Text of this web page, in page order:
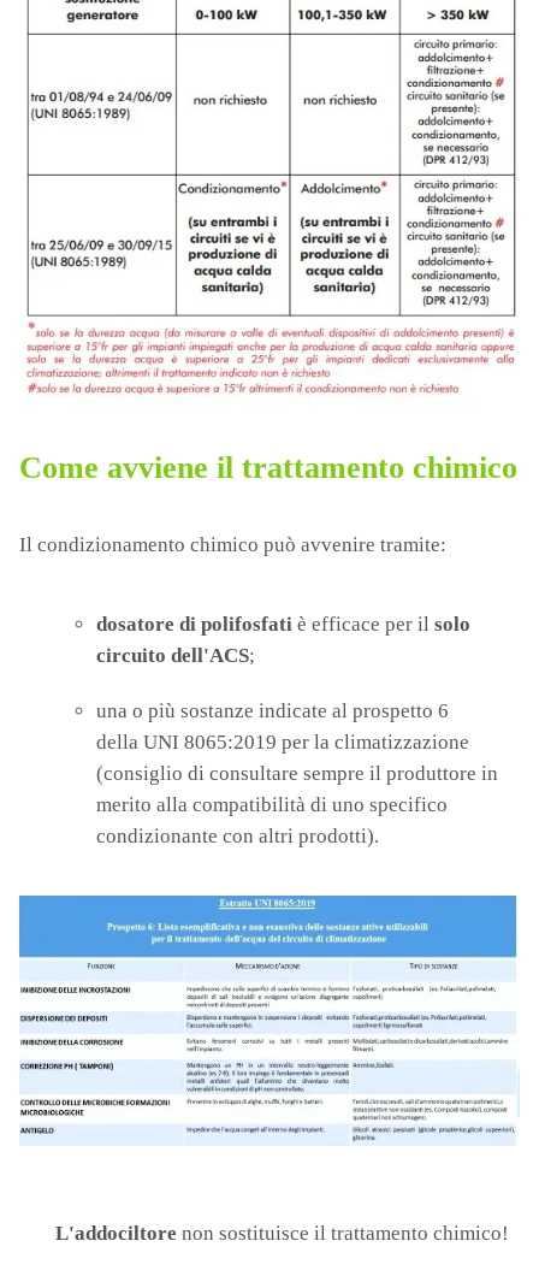
Come avviene il trattamento chimico
Il condizionamento chimico può avvenire tramite:
dosatore di polifosfati è efficace per il solo
circuito dell'ACS;
una o più sostanze indicate al prospetto 6
della UNI 8065:2019 per la climatizzazione
(consiglio di consultare sempre il produttore in
merito alla compatibilità di uno specifico
condizionante con altri prodotti).
L'addociltore non sostituisce il trattamento chimico!